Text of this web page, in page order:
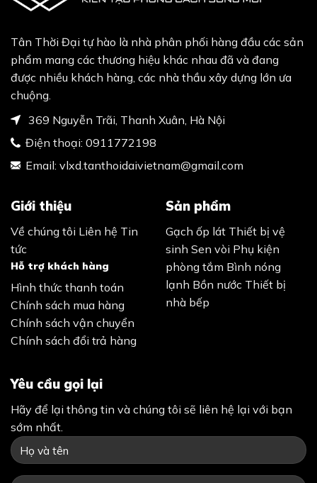
Tân Thời Đại tự hào là nhà phân phối hàng đầu các sản
phẩm mang các thương hiệu khác nhau đã và đang
được nhiều khách hàng, các nhà thầu xây dựng lớn ưa
chuộng.
369 Nguyễn Trãi, Thanh Xuân, Hà Nội
Điện thoại: 0911772198
Email: vlxd.tanthoidaivietnam@gmail.com
Giới thiệu
Về chúng tôi Liên hệ Tin
tức
Hỗ trợ khách hàng
Hình thức thanh toán
Chính sách mua hàng
Chính sách vận chuyển
Chính sách đổi trả hàng
Sản phẩm
Gạch ốp lát Thiết bị vệ
sinh Sen vòi Phụ kiện
phòng tắm Bình nóng
lạnh Bồn nước Thiết bị
nhà bếp
Yêu cầu gọi lại
Hãy để lại thông tin và chúng tôi sẽ liên hệ lại với bạn
sớm nhất.